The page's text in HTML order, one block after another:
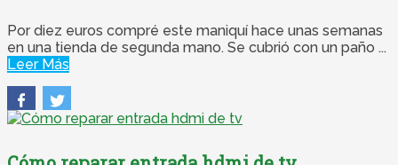
Por diez euros compré este maniquí hace unas semanas
en una tienda de segunda mano. Se cubrió con un paño ...
Leer Más